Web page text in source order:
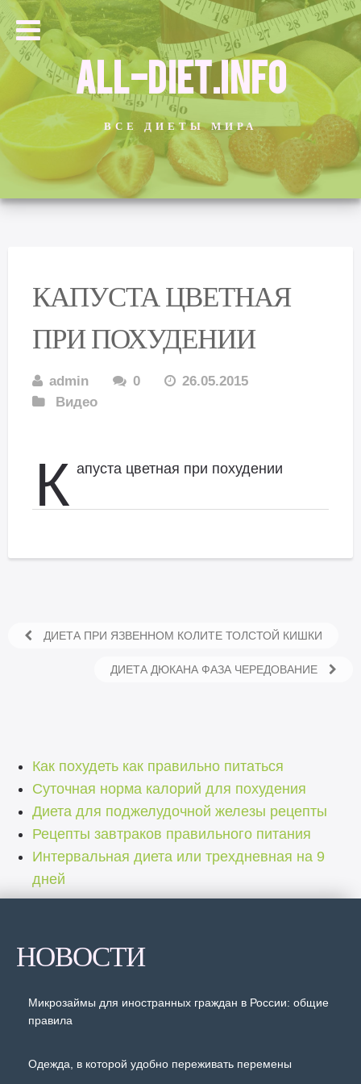
ALL-DIET.INFO
ВСЕ ДИЕТЫ МИРА
КАПУСТА ЦВЕТНАЯ
ПРИ ПОХУДЕНИИ
admin 0
26.05.2015
Видео
К апуста цветная при похудении
ДИЕТА ПРИ ЯЗВЕННОМ КОЛИТЕ ТОЛСТОЙ КИШКИ
ДИЕТА ДЮКАНА ФАЗА ЧЕРЕДОВАНИЕ
Как похудеть как правильно питаться
Суточная норма калорий для похудения
Диета для поджелудочной железы рецепты
Рецепты завтраков правильного питания
Интервальная диета или трехдневная на 9
дней
НОВОСТИ
Микрозаймы для иностранных граждан в России: общие
правила
Одежда, в которой удобно переживать перемены